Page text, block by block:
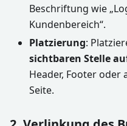
Beschriftung wie
Kundenbereich“.
Platzierung:
sichtbaren Stelle
Header, Footer oder
Seite.